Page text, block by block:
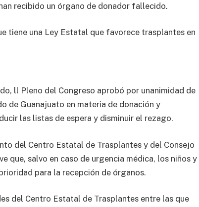
recibido un órgano de donador fallecido.
tiene una Ley Estatal que favorece trasplantes en
ll Pleno del Congreso aprobó por unanimidad de
de Guanajuato en materia de donación y
las listas de espera y disminuir el rezago.
del Centro Estatal de Trasplantes y del Consejo
que, salvo en caso de urgencia médica, los niños y
para la recepción de órganos.
del Centro Estatal de Trasplantes entre las que